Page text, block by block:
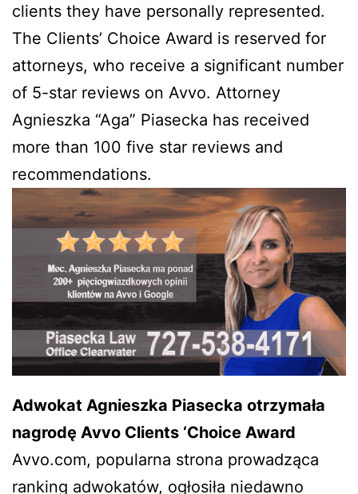
clients they have personally represented.
The Clients’ Choice Award is reserved for
attorneys, who receive a significant number
of 5-star reviews on Avvo. Attorney
Agnieszka “Aga” Piasecka has received
more than 100 five star reviews and
recommendations.
Adwokat Agnieszka Piasecka otrzymała
nagrodę Avvo Clients ‘Choice Award
Avvo.com, popularna strona prowadząca
ranking adwokatów, ogłosiła niedawno